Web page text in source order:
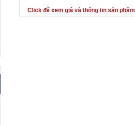
Click để xem giá và thông tin sản phẩm